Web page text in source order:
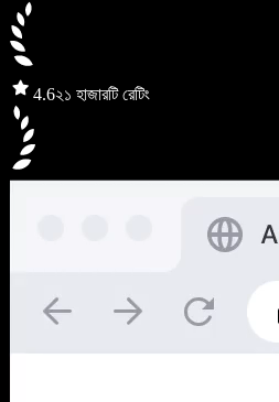
4.6২১ হাজারটি রেটিং